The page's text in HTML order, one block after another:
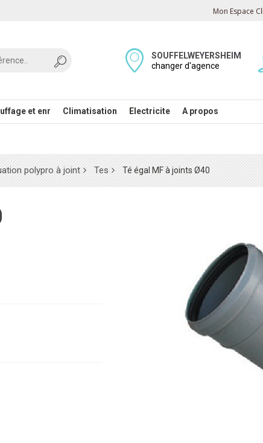
Mon Espace
SOUFFELWEYERSHEIM
changer d'agence
et enr Climatisation Electricite A propos
polypro à joint Tes Té égal MF à joints Ø40